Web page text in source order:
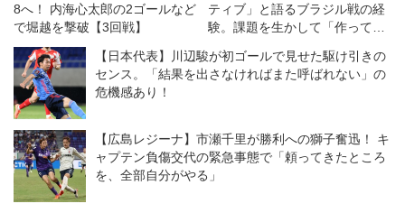
8へ！ 内海心太郎の2ゴールなど
で堀越を撃破【3回戦】
ティブ」と語るブラジル戦の経
験。課題を生かして「作ってい
【日本代表】川辺駿が初ゴールで見せた駆け引きの
センス。「結果を出さなければまた呼ばれない」の
危機感あり！
【広島レジーナ】市瀬千里が勝利への獅子奮迅！ キ
ャプテン負傷交代の緊急事態で「頼ってきたところ
を、全部自分がやる」